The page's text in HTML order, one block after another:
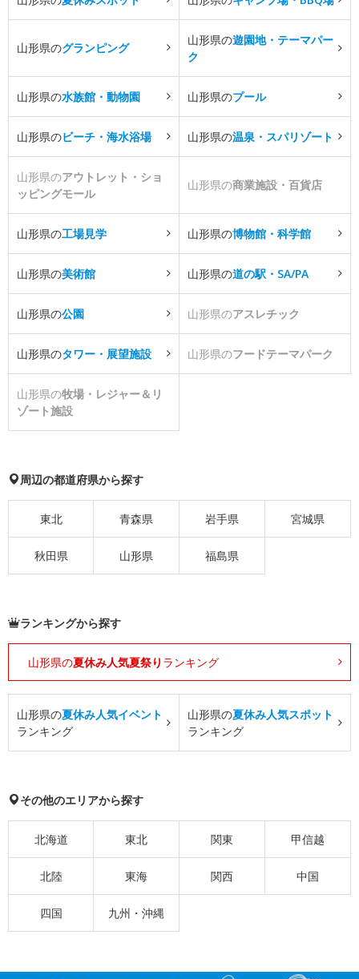
山形県のグランピング
山形県の遊園地・テーマパー
ク
山形県の水族館・動物園 山形県のプール
山形県のビーチ・海水浴場 山形県の温泉・スパリゾート
山形県のアウトレット・ショ
ッピングモール
山形県の商業施設・百貨店
山形県の工場見学 山形県の博物館・科学館
山形県の美術館 山形県の道の駅・SA/PA
山形県の公園 山形県のアスレチック
山形県のタワー・展望施設 山形県のフードテーマパーク
山形県の牧場・レジャー＆リ
ゾート施設
周辺の都道府県から探す
東北 青森県 岩手県 宮城県
秋田県 山形県 福島県
ランキングから探す
山形県の夏休み人気夏祭り ランキング
山形県の夏休み人気イベント
ランキング
山形県の夏休み人気スポット
ランキング
その他のエリアから探す
北海道 東北 関東 甲信越
北陸 東海 関西 中国
四国 九州・沖縄